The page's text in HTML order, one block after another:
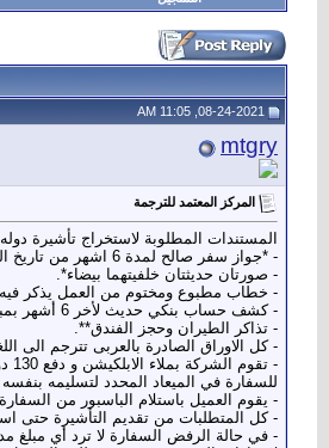
mtgry
المركز المعتمد للترجمة
المستندات المطلوبة لاستخراج تأشيرة دوله
- *جواز سفر صالح لمدة 6 اشهر من تاريخ السفر (و الجوازات السفر السابقة.
- صورتان حديثتان خلفيتهما بيضاء*.
- خطاب مطبوع ومختوم من العمل يذكر فيه
- كشف حساب بنكي حديث لأخر 6 أشهر بمبلغ جيد باللغة الانجليزية مختوم عند كل صفحة ولا* يجوز طبعه قبل اكثر من 7 ايام قبل تقديم الطلب على التأشيرة.
- تذاكر الطيران وحجز الفندق**.
- كل الاوراق الصادرة بالعربى تترجم الى
للسفارة في الميعاد المحدد لتسليمه
- يقوم العميل باستلام الباسبور من السفارة بعد الموافقة
- كل المتطلبات من تقديم التأشيرة حتى
- في حالة الرفض السفارة لا ترد أي مبلغ